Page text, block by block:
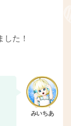
た！